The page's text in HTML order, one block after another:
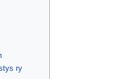
ry